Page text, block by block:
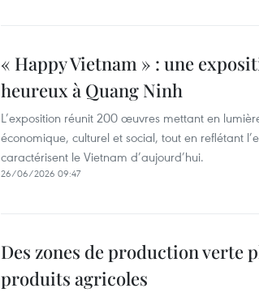
« Happy Vietnam » : une
heureux à Quang Ninh
L’exposition réunit 200 œuvres mettant en
économique, culturel et social, tout en reflétant
caractérisent le Vietnam d’aujourd’hui.
26/06/2026 09:47
Des zones de production verte
produits agricoles